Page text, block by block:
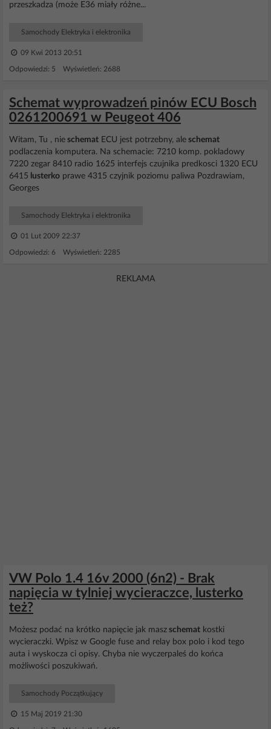
przeszkadza (może E36 miały różne...
Samochody Elektryka i elektronika
09 Kwi 2013 20:51
Odpowiedzi: 5 Wyświetleń: 2688
Schemat wyprowadzeń pinów ECU Bosch
0261200691 w Peugeot 406
Witam, Tu , nie schemat ECU jest potrzebny, ale schemat
podlaczenia komputera. Na schemacie: 7210 komp. pokladowy
7220 zegar 8410 radio 1625 interfejs czujnika predkosci 1320 ECU
6415 lusterko prawe 4315 czyjnik poziomu paliwa Pozdrawiam,
Georges
Samochody Elektryka i elektronika
01 Lut 2009 22:37
Odpowiedzi: 6 Wyświetleń: 2285
REKLAMA
VW Polo 1.4 16v 2000 (6n2) - Brak
napięcia w tylniej wycieraczce, lusterko
też?
Możesz podać na krótko napięcie jak masz schemat kostki
wycieraczki. Wpisz w Google fuse and relay box polo i kod tego
auta i wyskocza ci opisy. Chyba nie wyczerpaleś do końca
możliwości poszukiwań.
Samochody Początkujący
15 Maj 2019 21:30